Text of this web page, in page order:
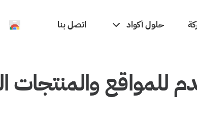
حلول أكواد اتصل بنا
للمواقع والمنتجات